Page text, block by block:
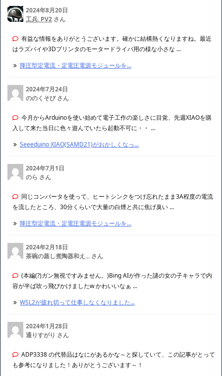
2024年8月20日
工兵. PV2 さん
有益な情報をありがとうございます。確かに結構熱くなりますね。最近
はラズパイや3Dプリンタのモータードライバ用の様な小さな ...
降圧型定電流・定電圧電源モジュールを...
2024年7月24日
ののくそび さん
今月からArduinoを使い始めて電子工作の楽しさに目覚、先週XIAOを購
入して来た当日に色々遊んでいたら起動不可に・・ ...
Seeeduino XIAO(SAMD21)がおかしくなっ...
2024年7月1日
のら さん
同じコンバータを使って、ヒートシンクをつけ忘れたまま3A程度の電流
を流したところ、30分くらいで大量の白煙と共に焦げ臭い ...
降圧型定電流・定電圧電源モジュールを...
2024年2月18日
茶碗の蒸し煮陶器和え... さん
(本編(?)ガン無視ですみません。)Bing AIが作った謎の女の子キャラで内
容が半ば吹っ飛びかけましたw かわいいなぁ ...
WSL2が疲れ切って仕事しなくなりました...
2024年1月28日
通りすがり さん
ADP3338 の代替品はなにがあるかな～と探していて、この記事がとって
も参考になりました！ありがとうございます～！